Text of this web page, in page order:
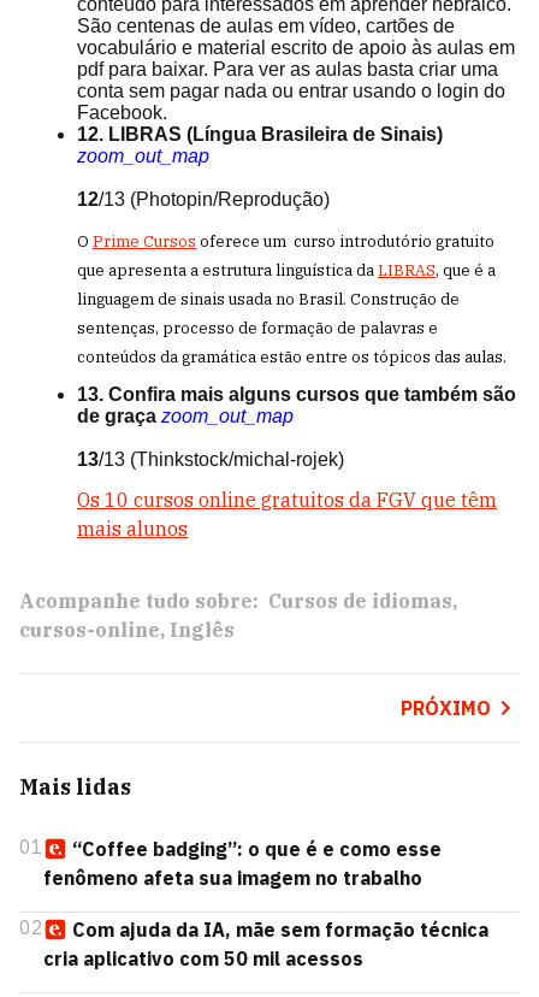
conteúdo para interessados em aprender hebraico.
São centenas de aulas em vídeo, cartões de
vocabulário e material escrito de apoio às aulas em
pdf para baixar. Para ver as aulas basta criar uma
conta sem pagar nada ou entrar usando o login do
Facebook.
12. LIBRAS (Língua Brasileira de Sinais)
zoom_out_map
12/13 (Photopin/Reprodução)
O Prime Cursos oferece um curso introdutório gratuito
que apresenta a estrutura linguística da LIBRAS, que é a
linguagem de sinais usada no Brasil. Construção de
sentenças, processo de formação de palavras e
conteúdos da gramática estão entre os tópicos das aulas.
13. Confira mais alguns cursos que também são
de graça zoom_out_map
13/13 (Thinkstock/michal-rojek)
Os 10 cursos online gratuitos da FGV que têm
mais alunos
Acompanhe tudo sobre: Cursos de idiomas
cursos-online Inglês
PRÓXIMO
Mais lidas
01
“Coffee badging”: o que é e como esse
fenômeno afeta sua imagem no trabalho
02
Com ajuda da IA, mãe sem formação técnica
cria aplicativo com 50 mil acessos